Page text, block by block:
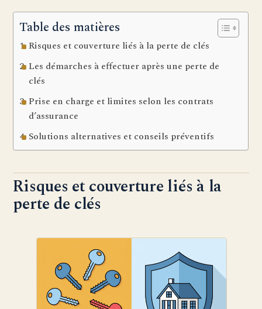
Table des matières
Risques et couverture liés à la perte de clés
Les démarches à effectuer après une perte de
clés
Prise en charge et limites selon les contrats
d’assurance
Solutions alternatives et conseils préventifs
Risques et couverture liés à la
perte de clés